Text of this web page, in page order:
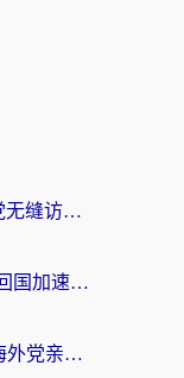
归雁加速器怎么升级快？海外党无缝访问国内资源的全攻略（附免费VPN推荐Dcard热门款）
海外党别被地域卡脖子！xback回国加速器选择全攻略，轻松刷剧玩国服
从印度用什么VPN访问国内？海外党亲测的无缝回国上网指南